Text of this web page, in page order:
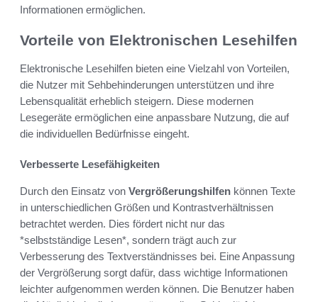
Informationen ermöglichen.
Vorteile von Elektronischen Lesehilfen
Elektronische Lesehilfen bieten eine Vielzahl von Vorteilen,
die Nutzer mit Sehbehinderungen unterstützen und ihre
Lebensqualität erheblich steigern. Diese modernen
Lesegeräte ermöglichen eine anpassbare Nutzung, die auf
die individuellen Bedürfnisse eingeht.
Verbesserte Lesefähigkeiten
Durch den Einsatz von Vergrößerungshilfen können Texte
in unterschiedlichen Größen und Kontrastverhältnissen
betrachtet werden. Dies fördert nicht nur das
*selbstständige Lesen*, sondern trägt auch zur
Verbesserung des Textverständnisses bei. Eine Anpassung
der Vergrößerung sorgt dafür, dass wichtige Informationen
leichter aufgenommen werden können. Die Benutzer haben